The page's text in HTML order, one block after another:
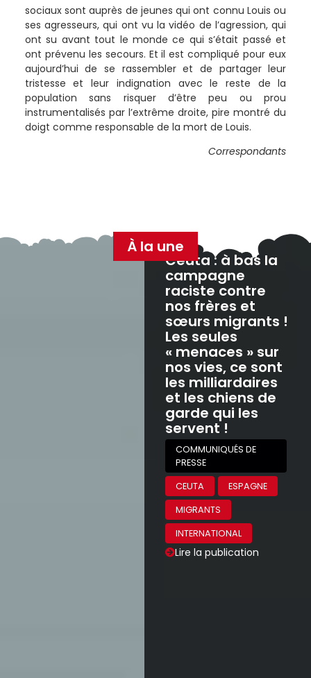
sociaux sont auprès de jeunes qui ont connu Louis ou
ses agresseurs, qui ont vu la vidéo de l’agression, qui
ont su avant tout le monde ce qui s’était passé et
ont prévenu les secours. Et il est compliqué pour eux
aujourd’hui de se rassembler et de partager leur
tristesse et leur indignation avec le reste de la
population sans risquer d’être peu ou prou
instrumentalisés par l’extrême droite, pire montré du
doigt comme responsable de la mort de Louis.
Correspondants
À la une
Ceuta : à bas la
campagne
raciste contre
nos frères et
sœurs migrants !
Les seules
« menaces » sur
nos vies, ce sont
les milliardaires
et les chiens de
garde qui les
servent !
COMMUNIQUÉS DE
PRESSE
CEUTA
ESPAGNE
MIGRANTS
INTERNATIONAL
Lire la publication